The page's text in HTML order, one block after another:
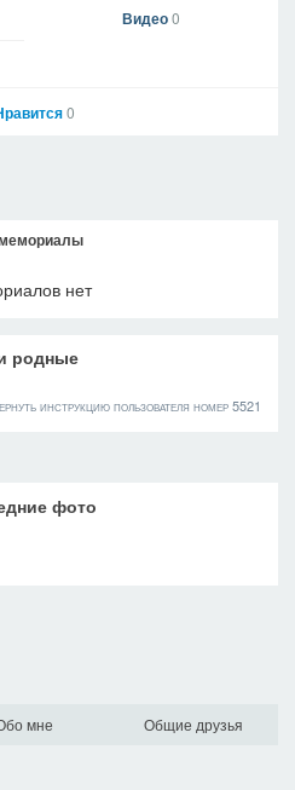
Видео0
0
нет
родные
инструкцию пользователя номер 5521
фото
мне Общие друзья